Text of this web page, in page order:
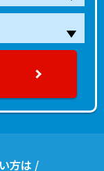
方は /